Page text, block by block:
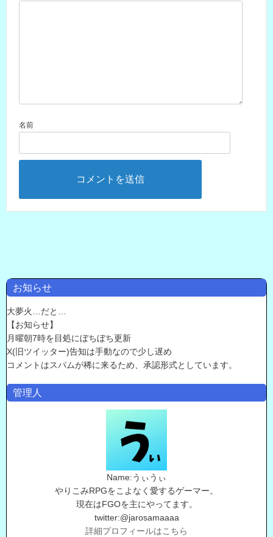
名前
お知らせ
大夢火…だと…
【お知らせ】
月曜朝7時を目処にぼちぼち更新
X(旧ツイッター)告知は手動なので少し遅め
コメントはスパムが稀に来るため、承認形式としています。
管理人
Name:うぃうぃ
やりこみRPGをこよなく愛するゲーマー。
現在はFGOを主にやってます。
twitter:@jarosamaaaa
詳細プロフィールはこちら